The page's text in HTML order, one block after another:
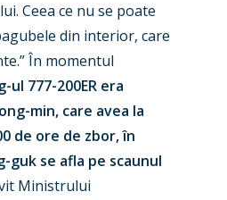
Ceea ce nu se poate
din interior, care
În momentul
ul 777-200ER era
min, care avea la
de ore de zbor, în
guk se afla pe scaunul
Ministrului